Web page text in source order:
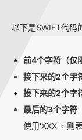
以下是SWIFT代码
前4个字符（仅
接下来的2个字
接下来的2个字
最后的3个字符
使用'XXX'，则